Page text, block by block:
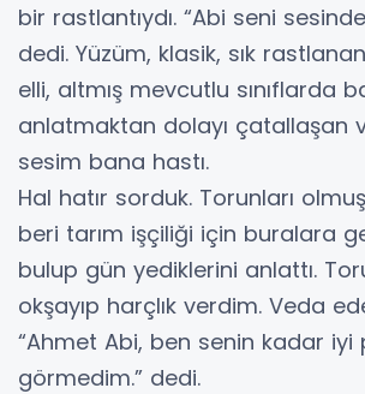
bir rastlantıydı. “Abi seni
dedi. Yüzüm, klasik, sık
elli, altmış mevcutlu sınıflarda
anlatmaktan dolayı çatallaşan
sesim bana hastı.
Hal hatır sorduk. Torunları
beri tarım işçiliği için buralara
bulup gün yediklerini anlattı.
okşayıp harçlık verdim. Veda
“Ahmet Abi, ben senin kadar iyi
görmedim.” dedi.